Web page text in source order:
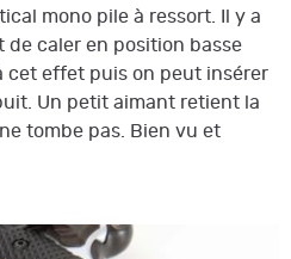
mono pile à ressort. Il y a
caler en position basse
cet effet puis on peut insérer
Un petit aimant retient la
tombe pas. Bien vu et